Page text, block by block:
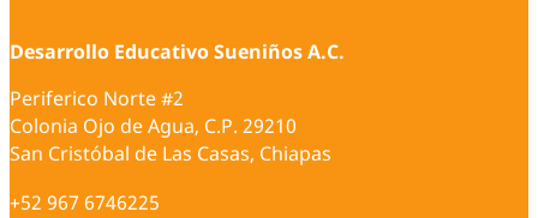
Desarrollo Educativo Sueniños A.C.
Periferico Norte #2
Colonia Ojo de Agua, C.P. 29210
San Cristóbal de Las Casas, Chiapas
+52 967 6746225